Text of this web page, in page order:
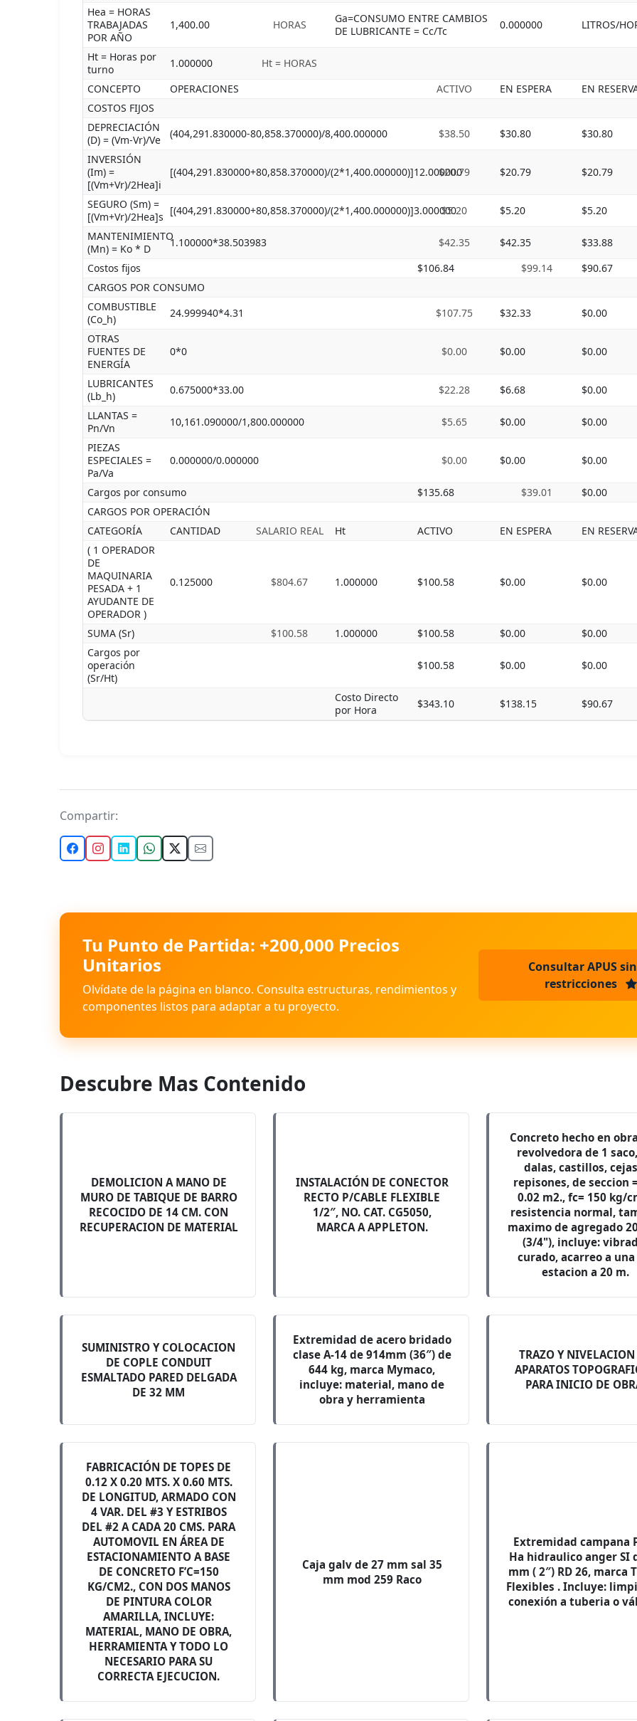
Hea = HORAS
TRABAJADAS
POR AÑO
1,400.00 HORAS
Ga=CONSUMO ENTRE CAMBIOS
DE LUBRICANTE = Cc/Tc
0.000000 LITROS/
Ht = Horas por
turno
1.000000
Ht = HORAS
CONCEPTO
OPERACIONES ACTIVO EN ESPERA
EN
COSTOS FIJOS
DEPRECIACIÓN
(D) = (Vm-Vr)/Ve
(404,291.830000-80,858.370000)/8,400.000000 $38.50 $30.80
$30.80
INVERSIÓN
(Im) =
[(Vm+Vr)/2Hea]i
[(404,291.830000+80,858.370000)/(2*1,400.000000)]12.000000
$20.79 $20.79 $20.79
SEGURO (Sm) =
[(Vm+Vr)/2Hea]s [(404,291.830000+80,858.370000)/(2*1,400.000000)]3.000000
$5.20 $5.20
$5.20
MANTENIMIENTO
(Mn) = Ko * D
1.100000*38.503983 $42.35 $42.35
$33.88
Costos fijos
$106.84 $99.14
$90.67
CARGOS POR CONSUMO
COMBUSTIBLE
(Co_h)
24.999940*4.31 $107.75 $32.33
$0.00
OTRAS
FUENTES DE
ENERGÍA
0*0 $0.00 $0.00 $0.00
LUBRICANTES
(Lb_h)
0.675000*33.00 $22.28 $6.68
$0.00
LLANTAS =
Pn/Vn
10,161.090000/1,800.000000 $5.65 $0.00
$0.00
PIEZAS
ESPECIALES =
Pa/Va
0.000000/0.000000 $0.00 $0.00 $0.00
Cargos por consumo $135.68 $39.01
$0.00
CARGOS POR OPERACIÓN
CATEGORÍA
CANTIDAD SALARIO REAL Ht ACTIVO EN ESPERA
EN
( 1 OPERADOR
DE
MAQUINARIA
PESADA + 1
AYUDANTE DE
OPERADOR )
0.125000 $804.67 1.000000 $100.58 $0.00 $0.00
SUMA (Sr) $100.58 1.000000 $100.58 $0.00
$0.00
Cargos por
operación
(Sr/Ht)
$100.58 $0.00 $0.00
Costo Directo
por Hora
$343.10 $138.15 $90.67
Compartir:
Tu Punto de Partida: +200,000 Precios
Unitarios
Olvídate de la página en blanco. Consulta estructuras, rendimientos y
componentes listos para adaptar a tu proyecto.
Consultar APUS sin
restricciones
Descubre Mas Contenido
DEMOLICION A MANO DE
MURO DE TABIQUE DE BARRO
RECOCIDO DE 14 CM. CON
RECUPERACION DE MATERIAL
INSTALACIÓN DE CONECTOR
RECTO P/CABLE FLEXIBLE
1/2″, NO. CAT. CG5050,
MARCA A APPLETON.
Concreto hecho en
revolvedora de 1
dalas, castillos,
repisones, de seccion
0.02 m2., fc= 150 kg/
resistencia normal,
maximo de agregado
(3/4"), incluye:
curado, acarreo a una
estacion a 20 m.
SUMINISTRO Y COLOCACION
DE COPLE CONDUIT
ESMALTADO PARED DELGADA
DE 32 MM
Extremidad de acero bridado
clase A-14 de 914mm (36″) de
644 kg, marca Mymaco,
incluye: material, mano de
obra y herramienta
TRAZO Y NIVELACION
APARATOS
PARA INICIO DE
FABRICACIÓN DE TOPES DE
0.12 X 0.20 MTS. X 0.60 MTS.
DE LONGITUD, ARMADO CON
4 VAR. DEL #3 Y ESTRIBOS
DEL #2 A CADA 20 CMS. PARA
AUTOMOVIL EN ÁREA DE
ESTACIONAMIENTO A BASE
DE CONCRETO F’C=150
KG/CM2., CON DOS MANOS
DE PINTURA COLOR
AMARILLA, INCLUYE:
MATERIAL, MANO DE OBRA,
HERRAMIENTA Y TODO LO
NECESARIO PARA SU
CORRECTA EJECUCION.
Caja galv de 27 mm sal 35
mm mod 259 Raco
Extremidad campana
Ha hidraulico anger SI
mm ( 2″) RD 26, marca
Flexibles . Incluye:
conexión a tuberia o